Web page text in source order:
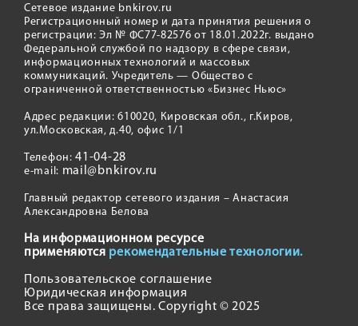
Сетевое издание bnkirov.ru
Регистрационный номер и дата принятия решения о
регистрации: Эл № ФС77-82576 от 18.01.2022г. выдано
Федеральной службой по надзору в сфере связи,
информационных технологий и массовых
коммуникаций. Учредитель — Общество с
ограниченной ответственностью «Бизнес Ньюс»
Адрес редакции: 610020, Кировская обл., г.Киров,
ул.Московская, д.40, офис 1/1
Телефон:41-04-28
e-mail: mail@bnkirov.ru
Главный редактор сетевого издания – Анастасия
Александровна Белова
На информационном ресурсе
применяются рекомендательные технологии.
Пользовательское соглашение
Юридическая информация
Все права защищены. Copyright © 2025